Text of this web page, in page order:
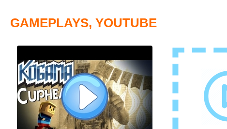
GAMEPLAYS, YOUTUBE